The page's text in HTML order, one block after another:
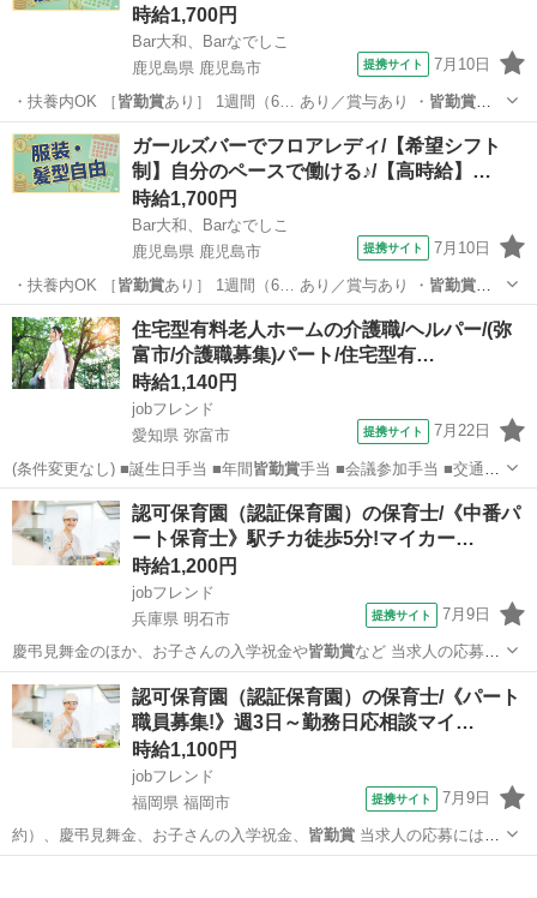
時給1,700円
Bar大和、Barなでしこ
鹿児島県 鹿児島市
提携サイト 7月10日
・扶養内OK ［ 皆勤賞あり］ 1週間（6… あり／賞与あり ・ 皆勤賞あ
り ・転勤なし … あり／賞与あり ・皆勤賞あり ・転勤なし …
鹿児島 鹿児島市 その他
ガールズバーでフロアレディ/【希望シフト
制】自分のペースで働ける♪/【高時給】…
時給1,700円
Bar大和、Barなでしこ
鹿児島県 鹿児島市
提携サイト 7月10日
・扶養内OK ［ 皆勤賞あり］ 1週間（6… あり／賞与あり ・ 皆勤賞あ
り ・転勤なし … あり／賞与あり ・皆勤賞あり ・転勤なし …
鹿児島 鹿児島市 その他
住宅型有料老人ホームの介護職/ヘルパー/(弥
富市/介護職募集)パート/住宅型有…
時給1,140円
jobフレンド
愛知県 弥富市
提携サイト 7月22日
(条件変更なし) ■誕生日手当 ■年間皆勤賞手当 ■会議参加手当 ■交通支
給(上限…
愛知 弥富市 介護
認可保育園（認証保育園）の保育士/《中番パ
ート保育士》駅チカ徒歩5分!マイカー…
時給1,200円
jobフレンド
兵庫県 明石市
提携サイト 7月9日
慶弔見舞金のほか、お子さんの入学祝金や皆勤賞など 当求人の応募に
は保育士の資格が…
兵庫 明石市 保育士
認可保育園（認証保育園）の保育士/《パート
職員募集!》週3日～勤務日応相談マイ…
時給1,100円
jobフレンド
福岡県 福岡市
提携サイト 7月9日
約）、慶弔見舞金、お子さんの入学祝金、 皆勤賞当求人の応募には保
育士の資格が必須…